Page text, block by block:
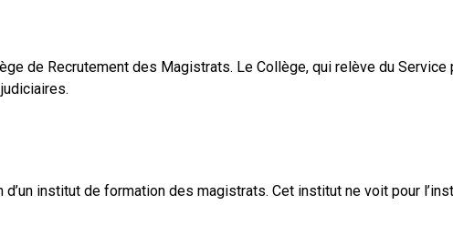
de Recrutement des Magistrats. Le Collège, qui relève du
institut de formation des magistrats. Cet institut ne voit pour